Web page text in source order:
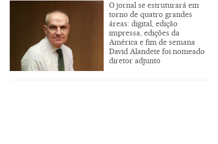
O jornal se estruturará em
torno de quatro grandes
áreas: digital, edição
impressa, edições da
América e fim de semana
David Alandete foi nomeado
diretor adjunto